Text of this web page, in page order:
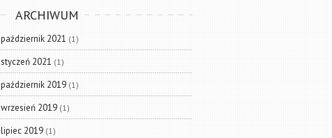
ARCHIWUM
październik 2021 (1)
styczeń 2021 (1)
październik 2019 (1)
wrzesień 2019 (1)
lipiec 2019 (1)